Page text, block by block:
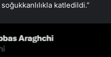
katledildi.”